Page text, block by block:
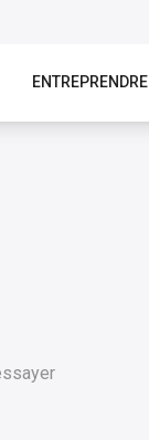
ENTREPRENDRE